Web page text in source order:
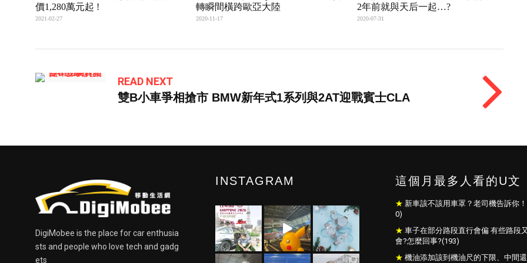
價1,280萬元起 !
2021-02-27
轉瞬間橫跨歐亞大陸
2020-11-17
2年前就與天后一起…?
2020-07-31
READ NEXT
雙B小車爭相搶市 BMW新年式1系列與2AT迎戰賓士CLA
DigiMobee is the place for car enthusia
sts and people who love tech and gadg
ets
INSTAGRAM 這個月最多人看的U文
新車該不該用車罩？老司機告訴你
0)
車子在部分路段直行會偏 有些路段
會?怎麼回事?(193)
機油添加該到機油尺的下限、中間